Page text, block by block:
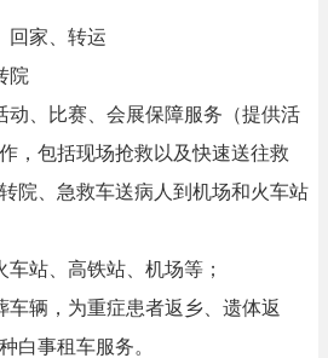
回家、转运
院
动、比赛、会展保障服务（提供活
，包括现场抢救以及快速送往救
院、急救车送病人到机场和火车站
站、高铁站、机场等；
车辆，为重症患者返乡、遗体返
白事租车服务。